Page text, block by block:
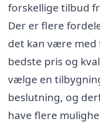
forskellige tilbud
Der er flere
det kan være med
bedste pris og
vælge en
beslutning, og
have flere